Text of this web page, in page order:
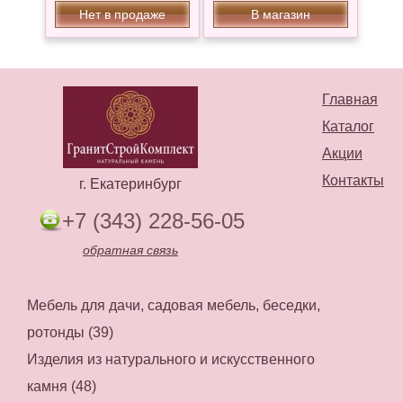
Нет в продаже В магазин
Главная
Каталог
Акции
Контакты
г. Екатеринбург
+7 (343) 228-56-05
обратная связь
Мебель для дачи, садовая мебель, беседки,
ротонды (39)
Изделия из натурального и искусственного
камня (48)